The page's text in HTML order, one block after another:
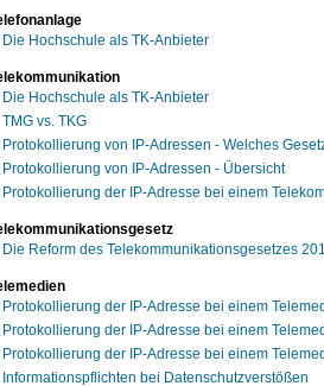
Die Hochschule als TK-Anbieter
Die Hochschule als TK-Anbieter
TMG vs. TKG
Protokollierung von IP-Adressen - Welches
Protokollierung von IP-Adressen - Übersicht
Protokollierung der IP-Adresse bei einem
Die Reform des Telekommunikationsgesetzes
Protokollierung der IP-Adresse bei einem
Protokollierung der IP-Adresse bei einem
Protokollierung der IP-Adresse bei einem
Informationspflichten bei Datenschutzverstößen